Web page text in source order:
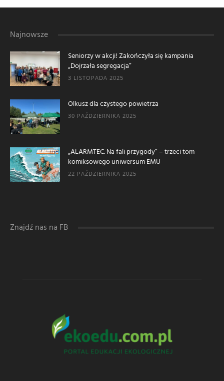
Najnowsze
Seniorzy w akcji! Zakończyła się kampania
„Dojrzała segregacja”
3 LISTOPADA 2025
Olkusz dla czystego powietrza
30 PAŹDZIERNIKA 2025
„ALARMTEC. Na fali przygody” – trzeci tom
komiksowego uniwersum EMU
22 PAŹDZIERNIKA 2025
Znajdź nas na FB